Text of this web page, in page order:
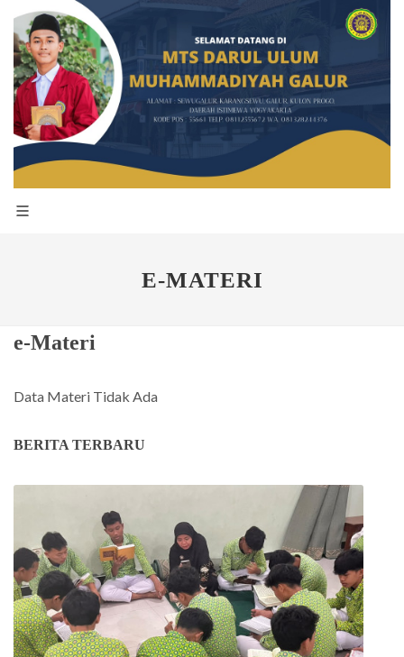
E-MATERI
e-Materi
Data Materi Tidak Ada
BERITA TERBARU